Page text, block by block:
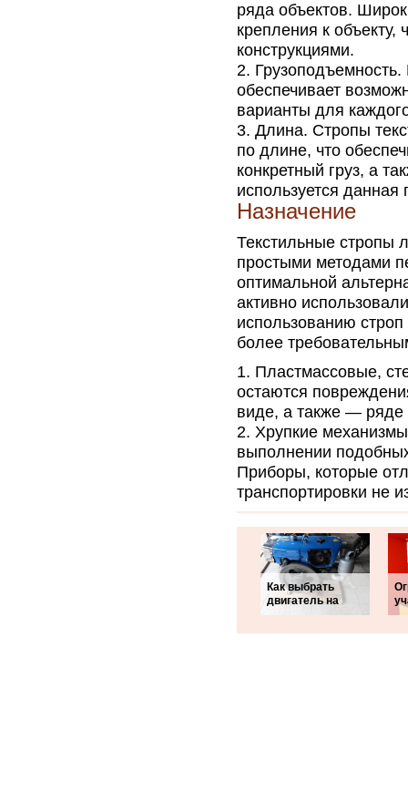
ряда объектов.
крепления к объекту,
конструкциями.
Грузоподъемность.
обеспечивает
варианты для
Длина. Стропы
по длине, что
конкретный груз, а
используется данная
Назначение
Текстильные стропы
простыми методами
оптимальной
активно
использованию
более
Пластмассовые,
остаются
виде, а также — ряде
Хрупкие
выполнении
Приборы, которые
транспортировки не
Как выбрать
двигатель на